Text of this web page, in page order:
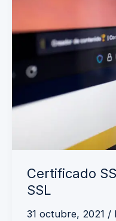
Certificado
SSL
31 octubre, 2021 /
con
Really
Simple